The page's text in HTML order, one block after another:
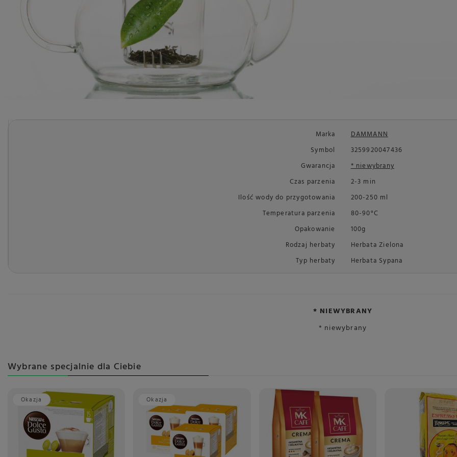
Marka
DAMMANN
Symbol
3259920047436
Gwarancja
* niewybrany
Czas parzenia
2-3 min
Ilość wody do przygotowania
200-250 ml
Temperatura parzenia
80-90°C
Opakowanie
100g
Rodzaj herbaty
Herbata Zielona
Typ herbaty
Herbata Sypana
* NIEWYBRANY
* niewybrany
Wybrane specjalnie dla Ciebie
Okazja Okazja